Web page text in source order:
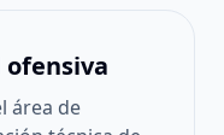
área de